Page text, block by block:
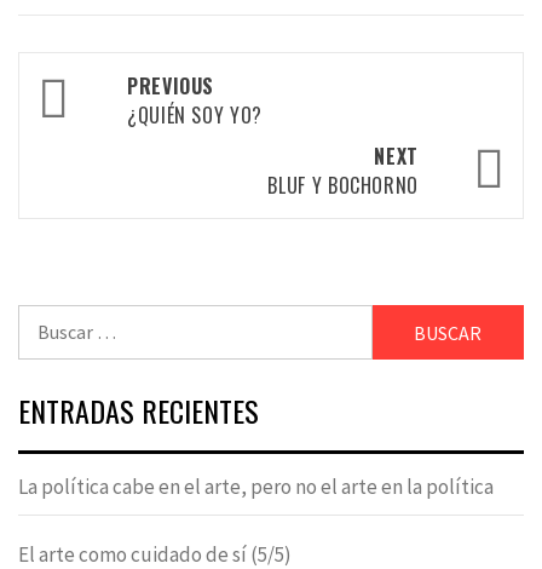
Post
navigation
PREVIOUS
¿QUIÉN SOY YO?
NEXT
BLUF Y BOCHORNO
ENTRADAS RECIENTES
La política cabe en el arte, pero no el arte en la política
El arte como cuidado de sí (5/5)